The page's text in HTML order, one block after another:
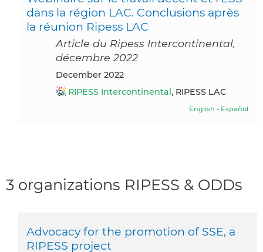
dans la région LAC. Conclusions après
la réunion Ripess LAC
Article du Ripess Intercontinental,
décembre 2022
December 2022
RIPESS Intercontinental, RIPESS LAC
English - Español
3 organizations RIPESS & ODDs
Advocacy for the promotion of SSE, a
RIPESS project